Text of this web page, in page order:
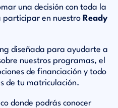
una decisión con toda la
participar en nuestro Ready
diseñada para ayudarte a
nuestros programas, el
de financiación y todo
de tu matriculación.
donde podrás conocer